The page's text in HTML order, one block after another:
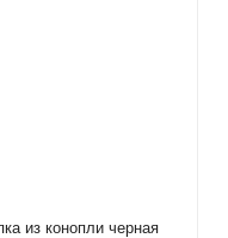
из конопли черная